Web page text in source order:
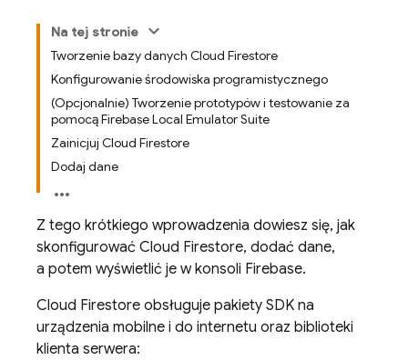
Na tej stronie
Tworzenie bazy danych Cloud Firestore
Konfigurowanie środowiska programistycznego
(Opcjonalnie) Tworzenie prototypów i testowanie za
pomocą Firebase Local Emulator Suite
Zainicjuj Cloud Firestore
Dodaj dane
Z tego krótkiego wprowadzenia dowiesz się, jak
skonfigurować Cloud Firestore, dodać dane,
a potem wyświetlić je w konsoli Firebase.
Cloud Firestore obsługuje pakiety SDK na
urządzenia mobilne i do internetu oraz biblioteki
klienta serwera: